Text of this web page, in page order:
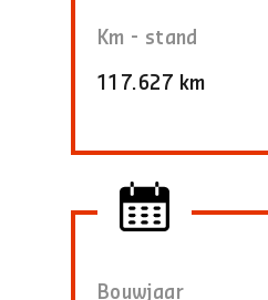
Km - stand
117.627 km
Bouwjaar